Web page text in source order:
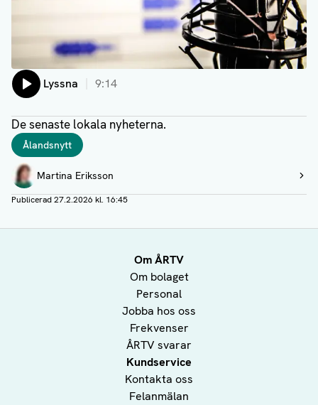
Lyssna 9:14
De senaste lokala nyheterna.
Taggar
Ålandsnytt
Författare
Martina Eriksson
Visa profil
Publicerad27.2.2026 kl. 16:45
Om ÅRTV
Om bolaget
Personal
Jobba hos oss
Frekvenser
ÅRTV svarar
Kundservice
Kontakta oss
Felanmälan